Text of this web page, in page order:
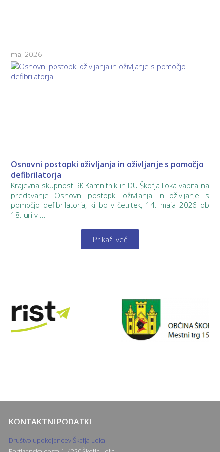
maj 2026
Osnovni postopki oživljanja in oživljanje s pomočjo
defibrilatorja
Krajevna skupnost RK Kamnitnik in DU Škofja Loka vabita na
predavanje Osnovni postopki oživljanja in oživljanje s
pomočjo defibrilatorja, ki bo v četrtek, 14. maja 2026 ob
18. uri v ...
Prikaži več
KONTAKTNI PODATKI
Društvo upokojencev Škofja Loka